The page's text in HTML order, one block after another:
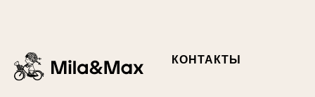
КОНТАКТЫ